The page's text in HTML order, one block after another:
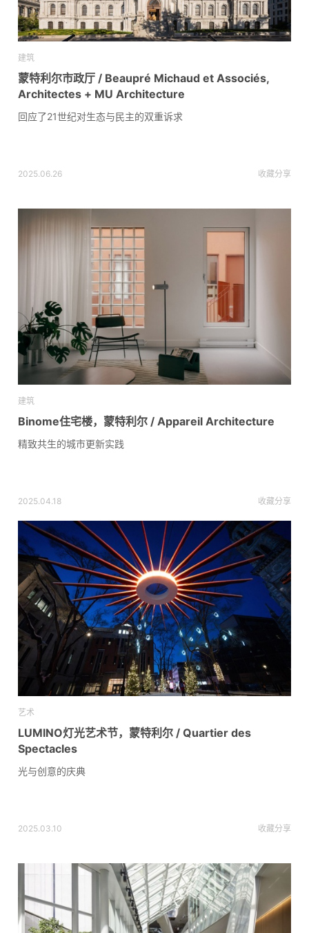
建筑
蒙特利尔市政厅 / Beaupré Michaud et Associés,
Architectes + MU Architecture
回应了21世纪对生态与民主的双重诉求
2025.06.26 收藏分享
建筑
Binome住宅楼，蒙特利尔 / Appareil Architecture
精致共生的城市更新实践
2025.04.18 收藏分享
艺术
LUMINO灯光艺术节，蒙特利尔 / Quartier des
Spectacles
光与创意的庆典
2025.03.10 收藏分享